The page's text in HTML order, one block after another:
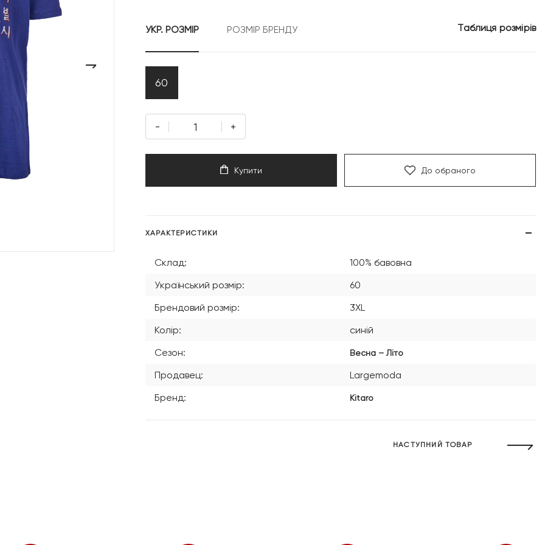
999 грн.
УКР. РОЗМІР РОЗМІР БРЕНДУ Таблиця розмірів
60
- +
Купити До обраного
ХАРАКТЕРИСТИКИ
Склад:
100% бавовна
Український розмір:
60
Брендовий розмір:
3XL
Колір:
синій
Сезон:
Весна – Літо
Продавец:
Largemoda
Бренд:
Kitaro
НАСТУПНИЙ ТОВАР